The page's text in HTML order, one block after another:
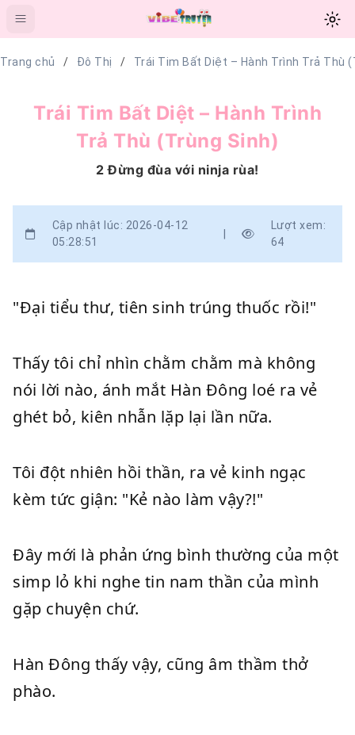
Trang chủ Đô Thị Trái Tim Bất Diệt – Hành Trình Trả Thù
Trái Tim Bất Diệt – Hành Trình
Trả Thù (Trùng Sinh)
2 Đừng đùa với ninja rùa!
Cập nhật lúc: 2026-04-12
05:28:51
|
Lượt xem:
64
"Đại tiểu thư, tiên sinh trúng thuốc rồi!"
Thấy tôi chỉ nhìn chằm chằm mà không
nói lời nào, ánh mắt Hàn Đông loé ra vẻ
ghét bỏ, kiên nhẫn lặp lại lần nữa.
Tôi đột nhiên hồi thần, ra vẻ kinh ngạc
kèm tức giận: "Kẻ nào làm vậy?!"
Đây mới là phản ứng bình thường của một
simp lỏ khi nghe tin nam thần của mình
gặp chuyện chứ.
Hàn Đông thấy vậy, cũng âm thầm thở
phào.